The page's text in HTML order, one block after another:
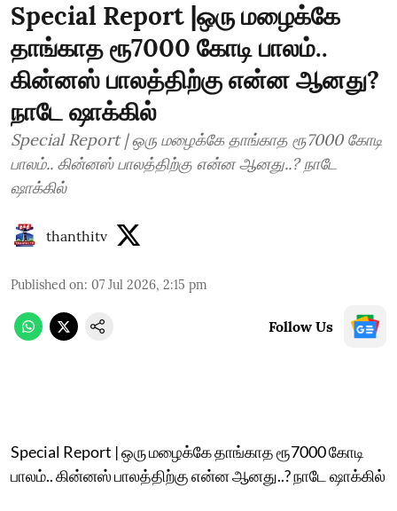
Special Report |ஒரு மழைக்கே
தாங்காத ரூ7000 கோடி பாலம்..
கின்னஸ் பாலத்திற்கு என்ன ஆனது?
நாடே ஷாக்கில்
Special Report | ஒரு மழைக்கே தாங்காத ரூ7000 கோடி
பாலம்.. கின்னஸ் பாலத்திற்கு என்ன ஆனது..? நாடே
ஷாக்கில்
thanthitv
Published on: 07 Jul 2026, 2:15 pm
Follow Us
Special Report | ஒரு மழைக்கே தாங்காத ரூ7000 கோடி
பாலம்.. கின்னஸ் பாலத்திற்கு என்ன ஆனது..? நாடே ஷாக்கில்